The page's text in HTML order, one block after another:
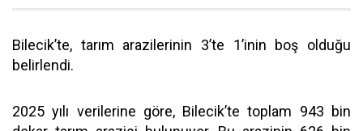
Bilecik’te, tarım arazilerinin 3’te 1’inin boş olduğu
belirlendi.
2025 yılı verilerine göre, Bilecik’te toplam 943 bin